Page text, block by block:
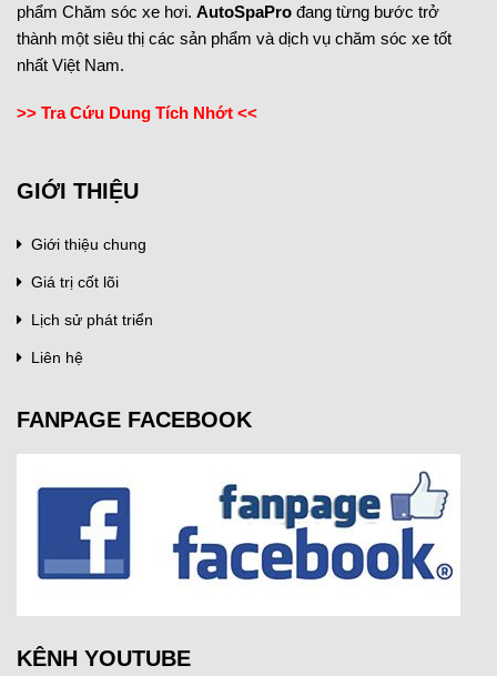
phẩm Chăm sóc xe hơi. AutoSpaPro đang từng bước trở
thành một siêu thị các sản phẩm và dịch vụ chăm sóc xe tốt
nhất Việt Nam.
>> Tra Cứu Dung Tích Nhớt <<
GIỚI THIỆU
Giới thiệu chung
Giá trị cốt lõi
Lịch sử phát triển
Liên hệ
FANPAGE FACEBOOK
KÊNH YOUTUBE